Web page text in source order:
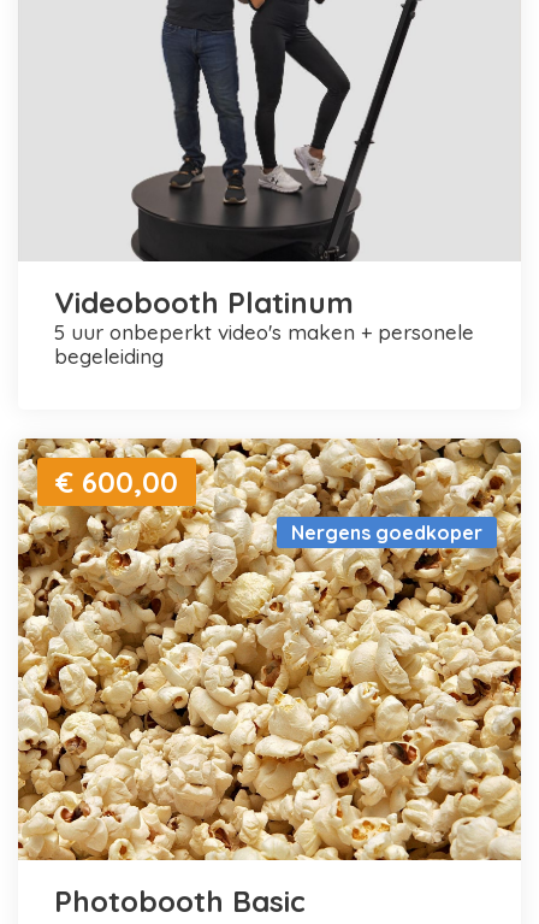
Videobooth Platinum
5 uur onbeperkt video's maken + personele
begeleiding
Nergens goedkoper
€ 600,00
Photobooth Basic